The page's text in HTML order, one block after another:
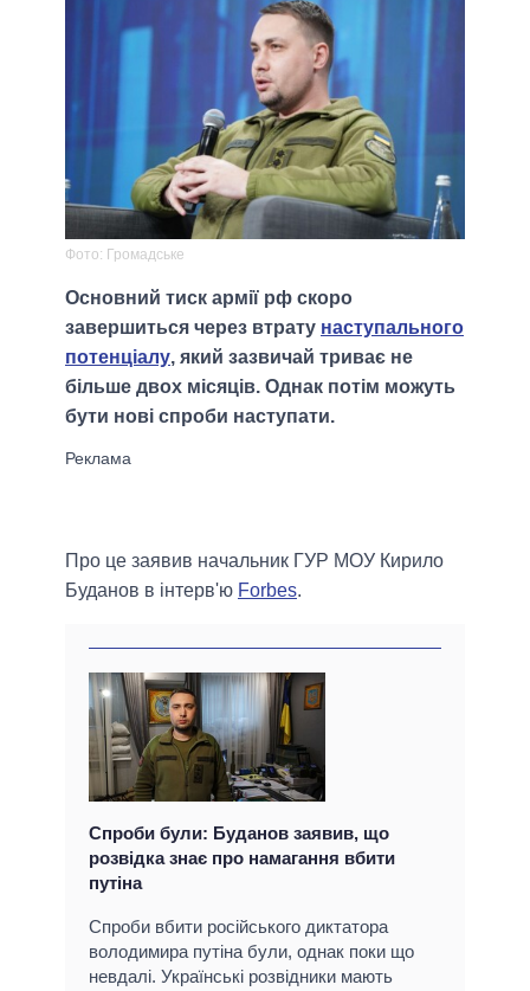
Фото: Громадське
Основний тиск армії рф скоро
завершиться через втрату наступального
потенціалу, який зазвичай триває не
більше двох місяців. Однак потім можуть
бути нові спроби наступати.
Про це заявив начальник ГУР МОУ Кирило
Буданов в інтерв'ю Forbes.
Спроби були: Буданов заявив, що
розвідка знає про намагання вбити
путіна
Спроби вбити російського диктатора
володимира путіна були, однак поки що
невдалі. Українські розвідники мають